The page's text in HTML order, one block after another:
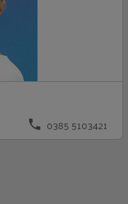
0385 5103421